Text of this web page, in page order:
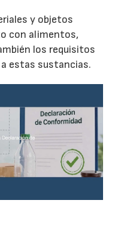
y objetos
con alimentos,
los requisitos
estas sustancias.